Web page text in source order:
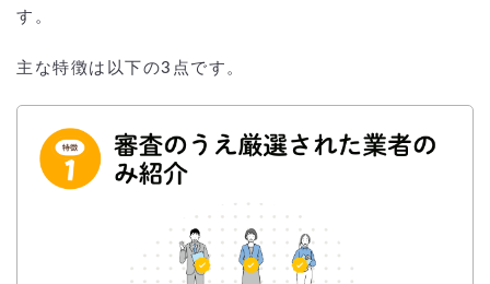
す。
主な特徴は以下の3点です。